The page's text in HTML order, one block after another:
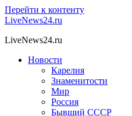
Перейти к контенту
LiveNews24.ru
LiveNews24.ru
Новости
Карелия
Знаменитости
Мир
Россия
Бывший СССР